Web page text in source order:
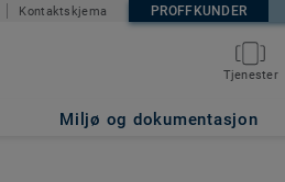
Kontaktskjema PROFFKUNDER
Tjenester
Miljø og dokumentasjon